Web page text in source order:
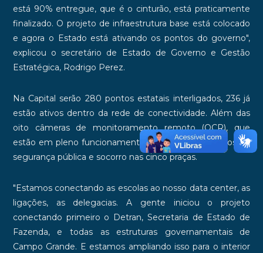
está 90% entregue, que é o cinturão, está praticamente
finalizado. O projeto de infraestrutura base está colocado
e agora o Estado está ativando os pontos do governo",
explicou o secretário de Estado de Governo e Gestão
Estratégica, Rodrigo Perez.
Na Capital serão 280 pontos estatais interligados, 236 já
estão ativos dentro da rede de conectividade. Além das
oito câmeras de monitoramento remoto (OCR), que
estão em pleno funcionamento auxiliando os serviços de
segurança pública e socorro nas cinco praças.
"Estamos conectando as escolas ao nosso data center, as
ligações, as delegacias. A gente iniciou o projeto
conectando primeiro o Detran, Secretaria de Estado de
Fazenda, e todas as estruturas governamentais de
Campo Grande. E estamos ampliando isso para o interior